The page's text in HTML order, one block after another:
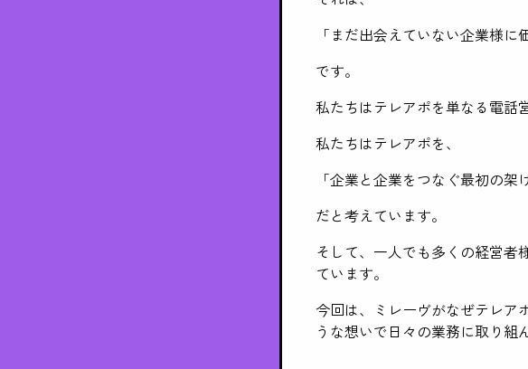
「まだ出会えていない企業様に
です。
私たちはテレアポを単なる電話
私たちはテレアポを、
「企業と企業をつなぐ最初の架
だと考えています。
そして、一人でも多くの経営者
ています。
今回は、ミレーヴがなぜテレア
うな想いで日々の業務に取り組